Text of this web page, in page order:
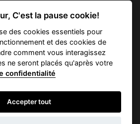
East Drive #L-215. Aventura.
C'est la pause cookie!
des cookies essentiels pour
et des cookies de
comment vous interagissez
ne seront placés qu'après votre
confidentialité
Accepter tout